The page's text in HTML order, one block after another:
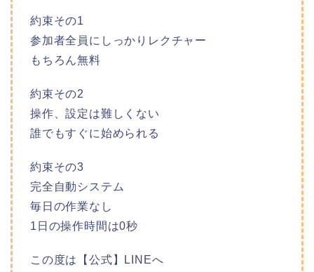
約束その1
参加者全員にしっかりレクチャー
もちろん無料
約束その2
操作、設定は難しくない
誰でもすぐに始められる
約束その3
完全自動システム
毎日の作業なし
1日の操作時間は0秒
この度は【公式】LINEへ